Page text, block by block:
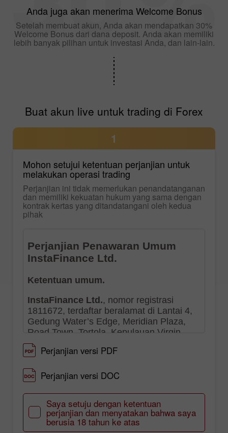
Anda juga akan menerima Welcome Bonus
Setelah membuat akun, Anda akan mendapatkan 30%
Welcome Bonus dari dana deposit. Anda akan memiliki
lebih banyak pilihan untuk investasi Anda, dan lain-lain.
Buat akun live untuk trading di Forex
1
Mohon setujui ketentuan perjanjian untuk
melakukan operasi trading
Perjanjian ini tidak memerlukan penandatanganan
dan memiliki kekuatan hukum yang sama dengan
kontrak kertas yang ditandatangani oleh kedua
pihak
Perjanjian versi PDF
Perjanjian versi DOC
Saya setuju dengan ketentuan
perjanjian dan menyatakan bahwa saya
berusia 18 tahun ke atas